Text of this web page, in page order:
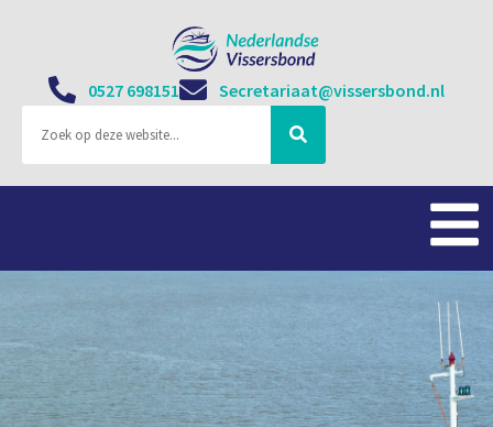
0527 698151 Secretariaat@vissersbond.nl